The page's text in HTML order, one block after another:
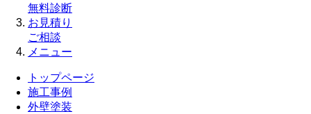
無料診断
お見積り
ご相談
メニュー
トップページ
施工事例
外壁塗装